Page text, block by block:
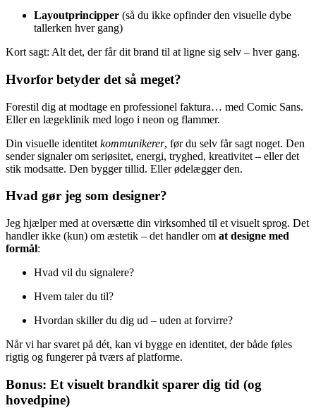
Layoutprincipper (så du ikke opfinder den visuelle dybe
tallerken hver gang)
Kort sagt: Alt det, der får dit brand til at ligne sig selv – hver gang.
Hvorfor betyder det så meget?
Forestil dig at modtage en professionel faktura… med Comic Sans.
Eller en lægeklinik med logo i neon og flammer.
Din visuelle identitet kommunikerer, før du selv får sagt noget. Den
sender signaler om seriøsitet, energi, tryghed, kreativitet – eller det
stik modsatte. Den bygger tillid. Eller ødelægger den.
Hvad gør jeg som designer?
Jeg hjælper med at oversætte din virksomhed til et visuelt sprog. Det
handler ikke (kun) om æstetik – det handler om at designe med
formål:
Hvad vil du signalere?
Hvem taler du til?
Hvordan skiller du dig ud – uden at forvirre?
Når vi har svaret på dét, kan vi bygge en identitet, der både føles
rigtig og fungerer på tværs af platforme.
Bonus: Et visuelt brandkit sparer dig tid (og
hovedpine)